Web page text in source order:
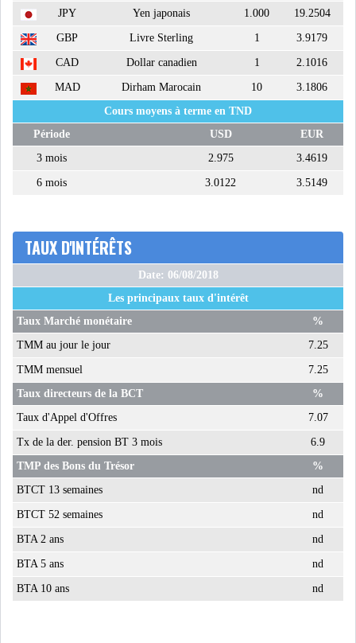
JPY Yen japonais 1.000 19.2504
GBP Livre Sterling 1 3.9179
CAD Dollar canadien 1 2.1016
MAD Dirham Marocain 10
3.1806
Cours moyens à terme en TND
Période
USD
EUR
3 mois
2.975 3.4619
6 mois 3.0122 3.5149
TAUX D'INTÉRÊTS
Date: 06/08/2018
Les principaux taux d'intérêt
Taux Marché monétaire
%
TMM au jour le jour
7.25
TMM mensuel
7.25
Taux directeurs de la BCT
%
Taux d'Appel d'Offres
7.07
Tx de la der. pension BT 3 mois
6.9
TMP des Bons du Trésor
%
BTCT 13 semaines
nd
BTCT 52 semaines nd
BTA 2 ans nd
BTA 5 ans nd
BTA 10 ans nd